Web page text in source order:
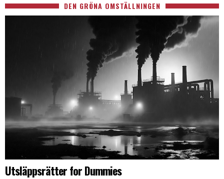
DEN GRÖNA OMSTÄLLNINGEN
Utsläppsrätter for Dummies